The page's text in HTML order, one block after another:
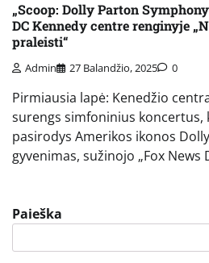
„Scoop: Dolly Parton
DC Kennedy centre renginyje
praleisti“
Admin 27 Balandžio, 2025 0
Pirmiausia lapė: Kenedžio
surengs simfoninius koncertus,
pasirodys Amerikos ikonos
gyvenimas, sužinojo „Fox News
Paieška